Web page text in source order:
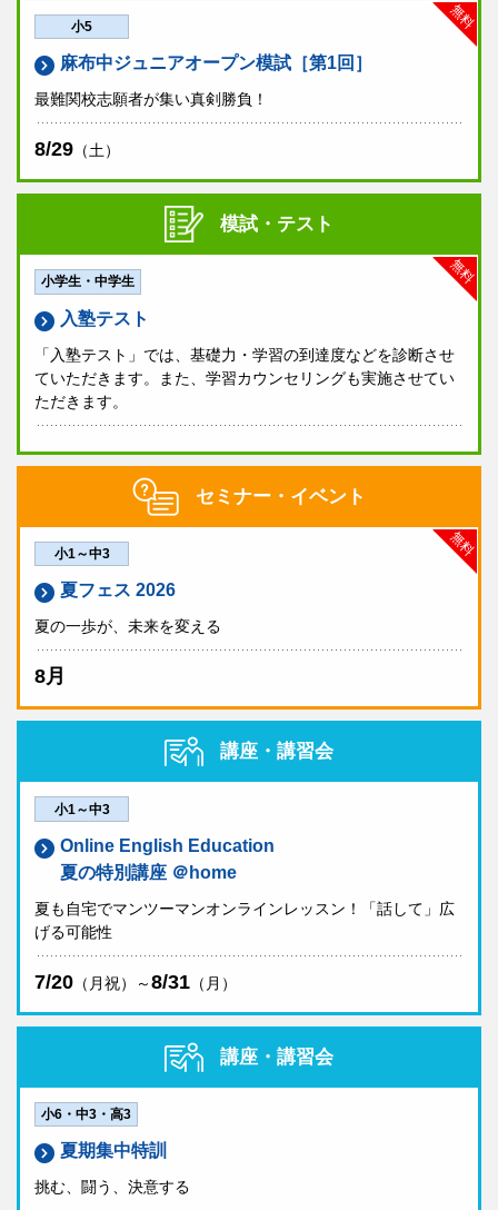
無料
小5
麻布中ジュニアオープン模試［第1回］
最難関校志願者が集い真剣勝負！
8/29 （土）
模試・テスト
無料
小学生・中学生
入塾テスト
「入塾テスト」では、基礎力・学習の到達度などを診断させ
ていただきます。また、学習カウンセリングも実施させてい
ただきます。
セミナー・イベント
無料
小1～中3
夏フェス 2026
夏の一歩が、未来を変える
8月
講座・講習会
小1～中3
Online English Education
夏の特別講座 ＠home
夏も自宅でマンツーマンオンラインレッスン！「話して」広
げる可能性
7/20 （月祝）～8/31 （月）
講座・講習会
小6・中3・高3
夏期集中特訓
挑む、闘う、決意する